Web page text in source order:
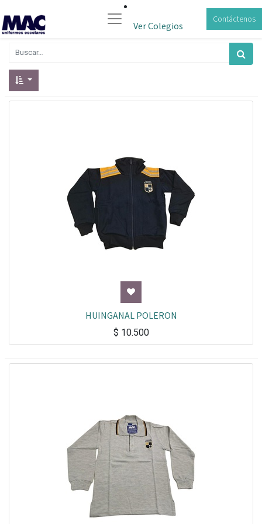
Ver Colegios
Contáctenos
HUINGANAL POLERON
$ 10.500